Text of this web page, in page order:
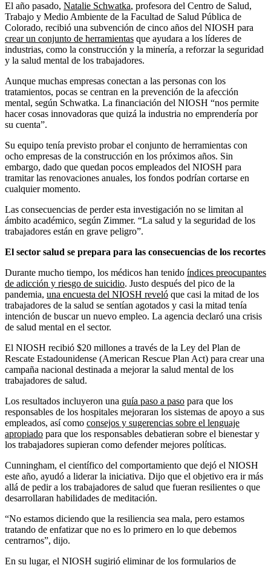
El año pasado, Natalie Schwatka, profesora del Centro de Salud,
Trabajo y Medio Ambiente de la Facultad de Salud Pública de
Colorado, recibió una subvención de cinco años del NIOSH para
crear un conjunto de herramientas que ayudara a los líderes de
industrias, como la construcción y la minería, a reforzar la seguridad
y la salud mental de los trabajadores.
Aunque muchas empresas conectan a las personas con los
tratamientos, pocas se centran en la prevención de la afección
mental, según Schwatka. La financiación del NIOSH “nos permite
hacer cosas innovadoras que quizá la industria no emprendería por
su cuenta”.
Su equipo tenía previsto probar el conjunto de herramientas con
ocho empresas de la construcción en los próximos años. Sin
embargo, dado que quedan pocos empleados del NIOSH para
tramitar las renovaciones anuales, los fondos podrían cortarse en
cualquier momento.
Las consecuencias de perder esta investigación no se limitan al
ámbito académico, según Zimmer. “La salud y la seguridad de los
trabajadores están en grave peligro”.
El sector salud se prepara para las consecuencias de los recortes
Durante mucho tiempo, los médicos han tenido índices preocupantes
de adicción y riesgo de suicidio. Justo después del pico de la
pandemia, una encuesta del NIOSH reveló que casi la mitad de los
trabajadores de la salud se sentían agotados y casi la mitad tenía
intención de buscar un nuevo empleo. La agencia declaró una crisis
de salud mental en el sector.
El NIOSH recibió $20 millones a través de la Ley del Plan de
Rescate Estadounidense (American Rescue Plan Act) para crear una
campaña nacional destinada a mejorar la salud mental de los
trabajadores de salud.
Los resultados incluyeron una guía paso a paso para que los
responsables de los hospitales mejoraran los sistemas de apoyo a sus
empleados, así como consejos y sugerencias sobre el lenguaje
apropiado para que los responsables debatieran sobre el bienestar y
los trabajadores supieran como defender mejores políticas.
Cunningham, el científico del comportamiento que dejó el NIOSH
este año, ayudó a liderar la iniciativa. Dijo que el objetivo era ir más
allá de pedir a los trabajadores de salud que fueran resilientes o que
desarrollaran habilidades de meditación.
“No estamos diciendo que la resiliencia sea mala, pero estamos
tratando de enfatizar que no es lo primero en lo que debemos
centrarnos”, dijo.
En su lugar, el NIOSH sugirió eliminar de los formularios de